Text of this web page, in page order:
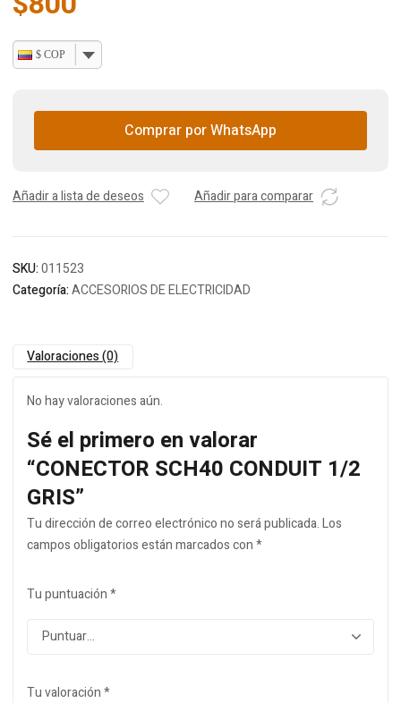
$ COP
Comprar por WhatsApp
Añadir a lista de deseos Añadir para comparar
SKU:011523
Categoría:ACCESORIOS DE ELECTRICIDAD
Valoraciones (0)
No hay valoraciones aún.
Sé el primero en valorar
“CONECTOR SCH40 CONDUIT 1/2
GRIS”
Tu dirección de correo electrónico no será publicada.Los
campos obligatorios están marcados con*
Tu puntuación*
Tu valoración*